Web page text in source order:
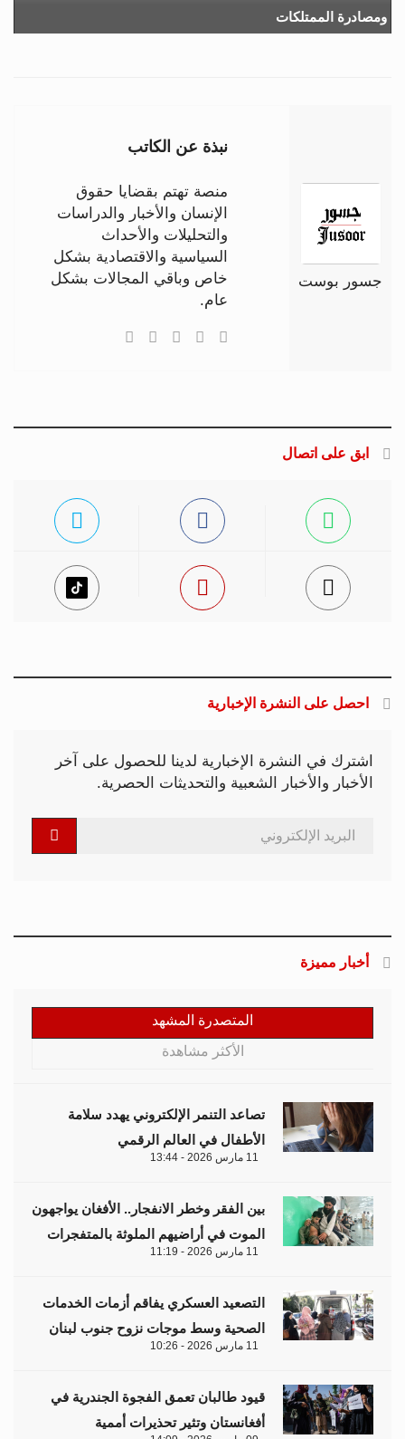
ومصادرة الممتلكات
جسور بوست
نبذة عن الكاتب
منصة تهتم بقضايا حقوق
الإنسان والأخبار والدراسات
والتحليلات والأحداث
السياسية والاقتصادية بشكل
خاص وباقي المجالات بشكل
عام.
ابق على اتصال
احصل على النشرة الإخبارية
اشترك في النشرة الإخبارية لدينا للحصول على آخر
الأخبار والأخبار الشعبية والتحديثات الحصرية.
أخبار مميزة
المتصدرة المشهد
الأكثر مشاهدة
تصاعد التنمر الإلكتروني يهدد سلامة
الأطفال في العالم الرقمي
11 مارس 2026 - 13:44
بين الفقر وخطر الانفجار.. الأفغان يواجهون
الموت في أراضيهم الملوثة بالمتفجرات
11 مارس 2026 - 11:19
التصعيد العسكري يفاقم أزمات الخدمات
الصحية وسط موجات نزوح جنوب لبنان
11 مارس 2026 - 10:26
قيود طالبان تعمق الفجوة الجندرية في
أفغانستان وتثير تحذيرات أممية